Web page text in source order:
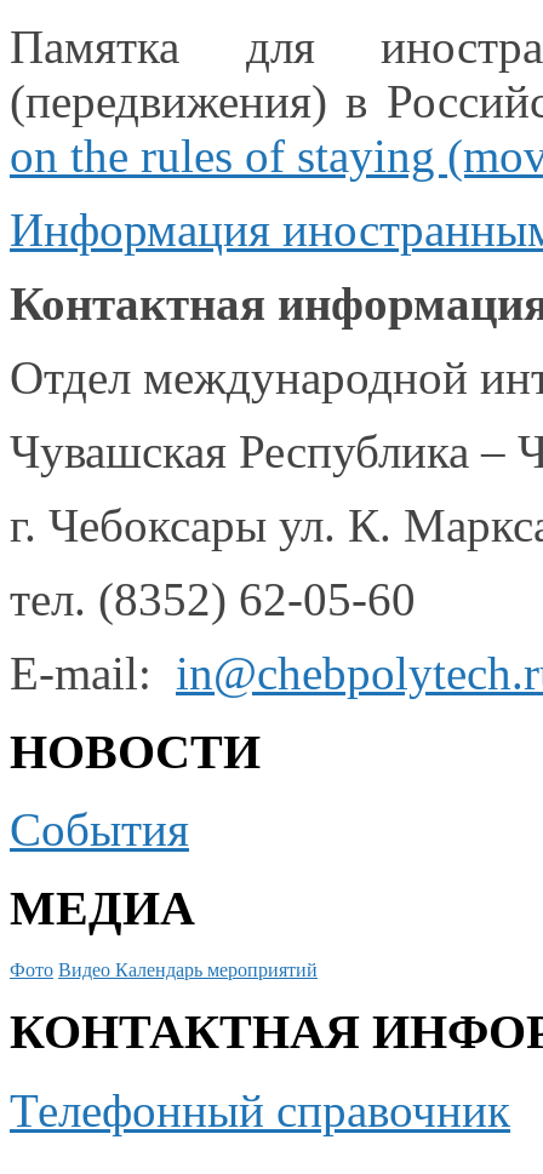
Памятка для
(передвижения)в
on the rules of staying
Информация
Контактная
Отдел международной
Чувашская Республика –
г. Чебоксары ул. К.
тел. (8352) 62-05-60
E-mail:
НОВОСТИ
События
МЕДИА
Фото Видео Календарь мероприятий
КОНТАКТНАЯ
Телефонный справочник